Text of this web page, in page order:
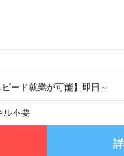
ード就業が可能】即日～
ル不要